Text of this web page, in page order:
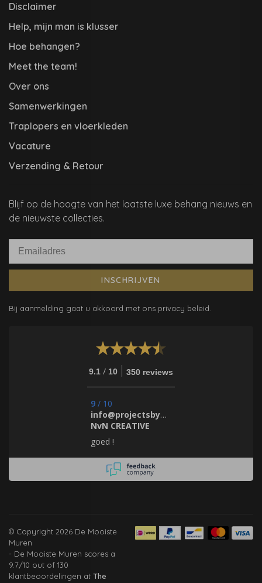
Disclaimer
Help, mijn man is klusser
Hoe behangen?
Meet the team!
Over ons
Samenwerkingen
Traplopers en vloerkleden
Vacature
Verzending & Retour
Blijf op de hoogte van het laatste luxe behang nieuws en
de nieuwste collecties.
INSCHRIJVEN
Bij aanmelding gaat u akkoord met ons privacy beleid.
9.1 / 10 350 reviews
9 / 10
info@projectsbynada.nl.
NvN CREATIVE
goed !
© Copyright 2026 De Mooiste
Muren
- De Mooiste Muren scores a
9.7/10 out of 130
klantbeoordelingen at The